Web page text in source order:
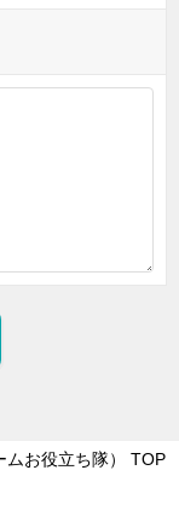
お役立ち隊） TOP